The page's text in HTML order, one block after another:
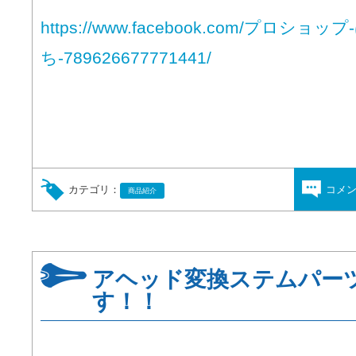
https://www.facebook.com/プロショップ
ち-789626677771441/
カテゴリ： 商品紹介 コメ
アヘッド変換ステムパー
す！！